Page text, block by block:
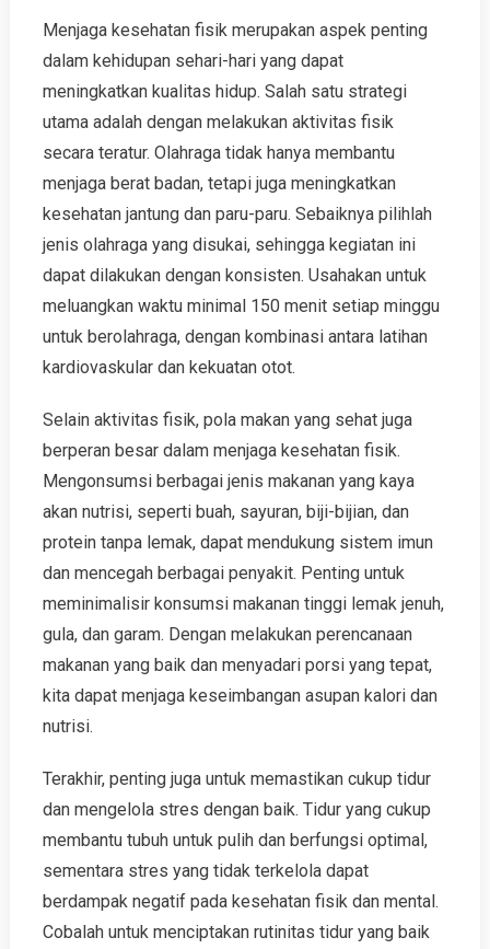
Menjaga kesehatan fisik merupakan aspek penting
dalam kehidupan sehari-hari yang dapat
meningkatkan kualitas hidup. Salah satu strategi
utama adalah dengan melakukan aktivitas fisik
secara teratur. Olahraga tidak hanya membantu
menjaga berat badan, tetapi juga meningkatkan
kesehatan jantung dan paru-paru. Sebaiknya pilihlah
jenis olahraga yang disukai, sehingga kegiatan ini
dapat dilakukan dengan konsisten. Usahakan untuk
meluangkan waktu minimal 150 menit setiap minggu
untuk berolahraga, dengan kombinasi antara latihan
kardiovaskular dan kekuatan otot.
Selain aktivitas fisik, pola makan yang sehat juga
berperan besar dalam menjaga kesehatan fisik.
Mengonsumsi berbagai jenis makanan yang kaya
akan nutrisi, seperti buah, sayuran, biji-bijian, dan
protein tanpa lemak, dapat mendukung sistem imun
dan mencegah berbagai penyakit. Penting untuk
meminimalisir konsumsi makanan tinggi lemak jenuh,
gula, dan garam. Dengan melakukan perencanaan
makanan yang baik dan menyadari porsi yang tepat,
kita dapat menjaga keseimbangan asupan kalori dan
nutrisi.
Terakhir, penting juga untuk memastikan cukup tidur
dan mengelola stres dengan baik. Tidur yang cukup
membantu tubuh untuk pulih dan berfungsi optimal,
sementara stres yang tidak terkelola dapat
berdampak negatif pada kesehatan fisik dan mental.
Cobalah untuk menciptakan rutinitas tidur yang baik